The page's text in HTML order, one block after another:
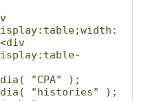
"CPA" );
"histories" );